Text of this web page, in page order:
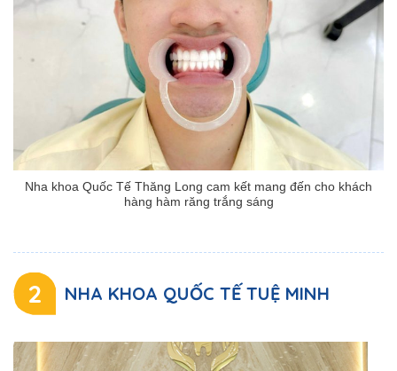
Nha khoa Quốc Tế Thăng Long cam kết mang đến cho khách
hàng hàm răng trắng sáng
2 NHA KHOA QUỐC TẾ TUỆ MINH